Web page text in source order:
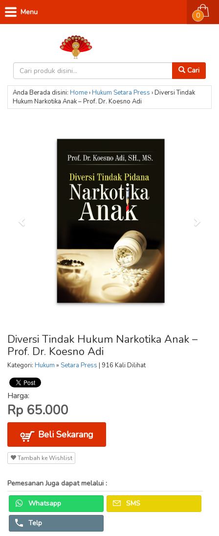
Cari
0
Menu
Anda Berada disini: Home›Hukum Setara Press ›Diversi Tindak
Hukum Narkotika Anak – Prof. Dr. Koesno Adi
Diversi Tindak Hukum Narkotika Anak –
Prof. Dr. Koesno Adi
Kategori: Hukum » Setara Press | 916 Kali Dilihat
Harga:
Rp 65.000
Beli Sekarang
Tambah ke Wishlist
Pemesanan Juga dapat melalui :
Whatsapp SMS
Telp